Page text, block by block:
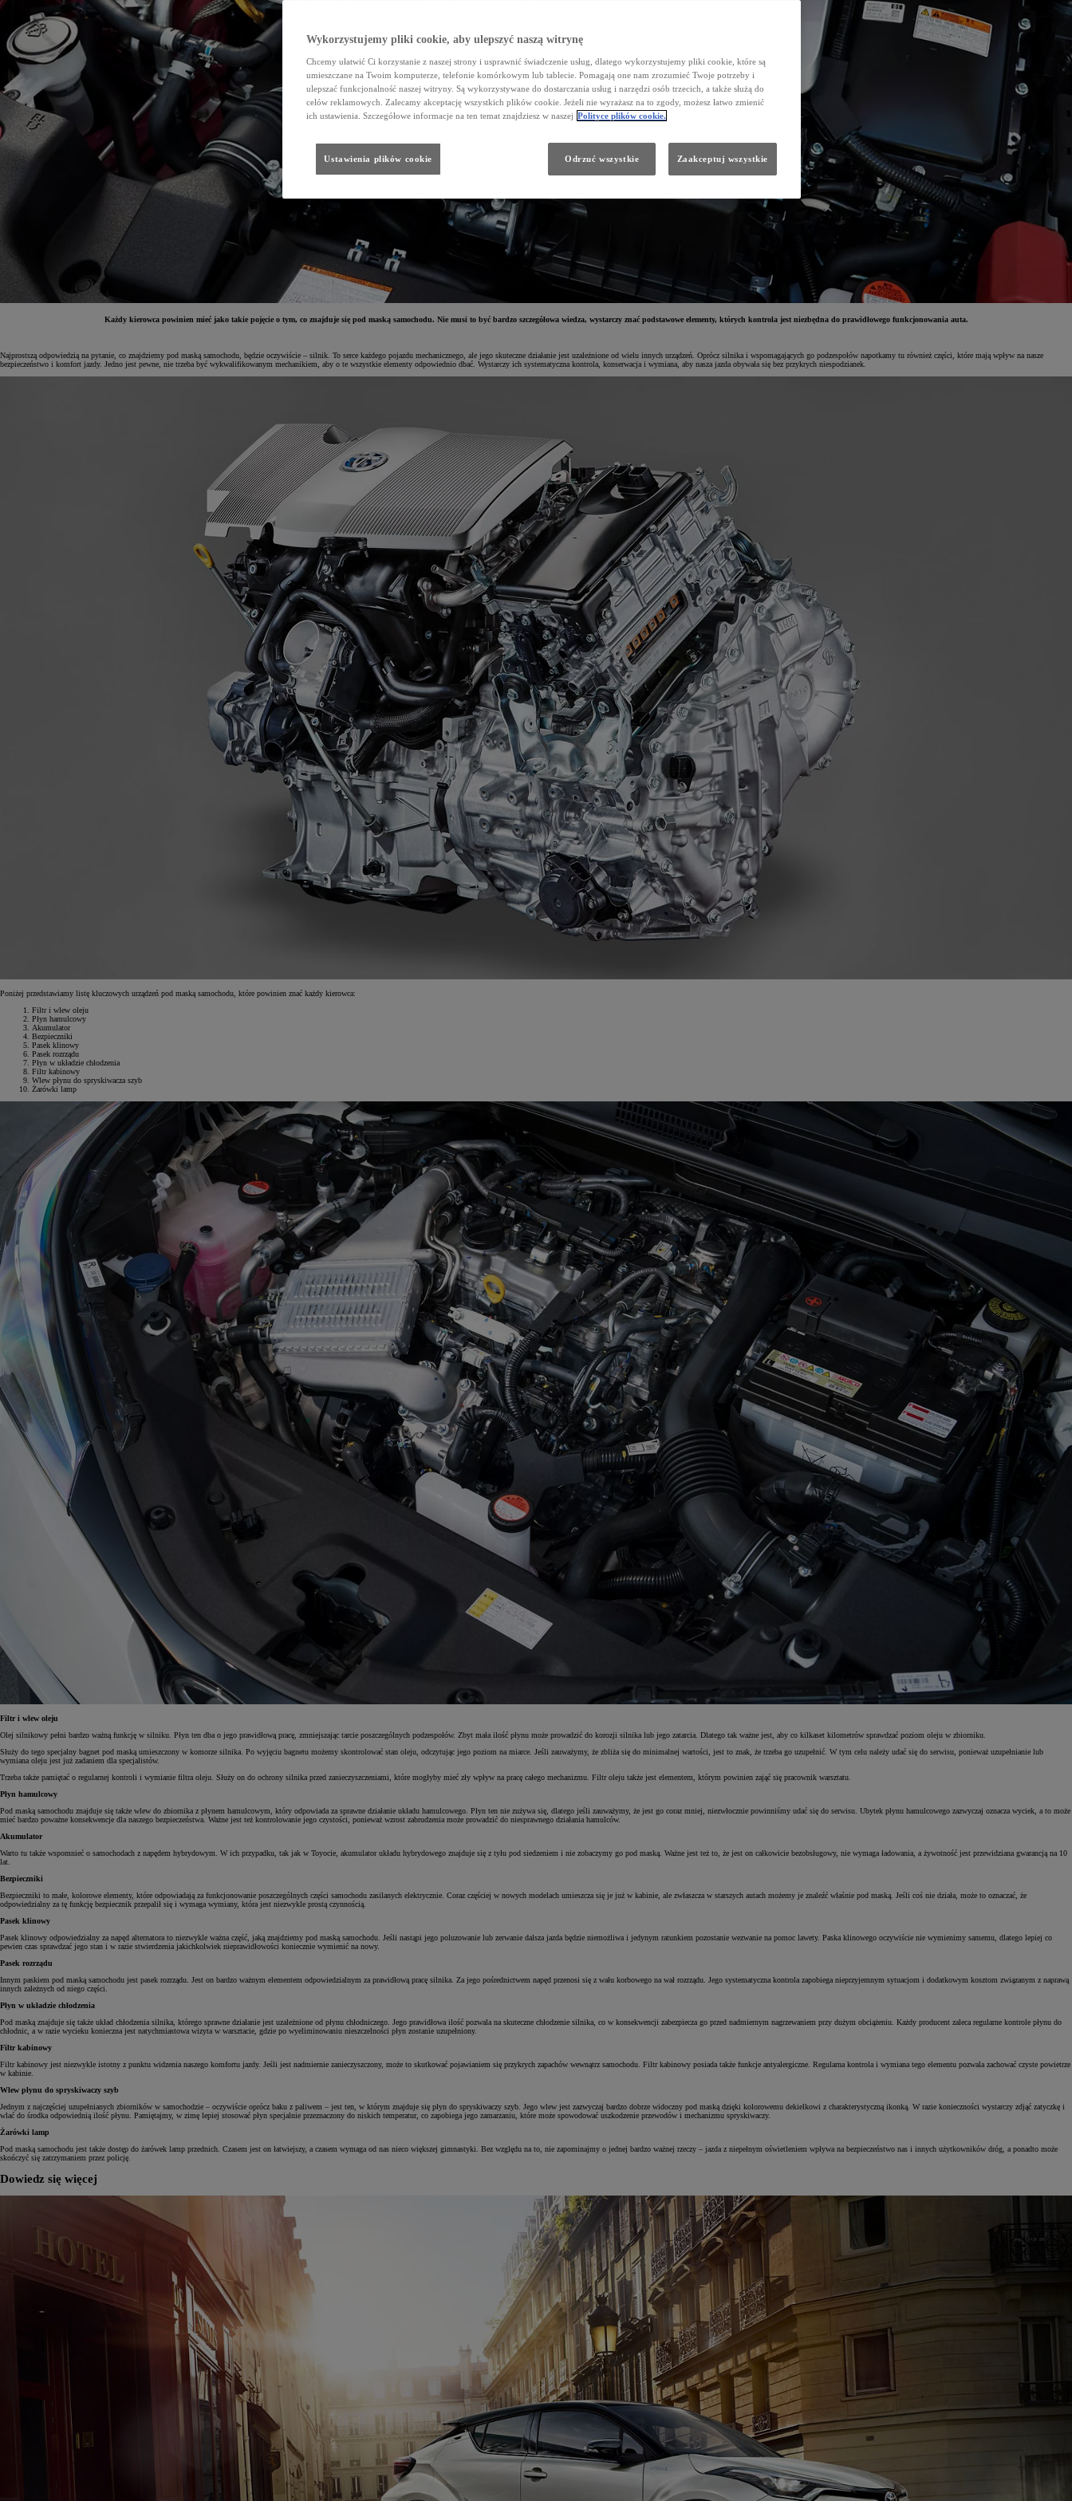
Każdy kierowca powinien mieć jako takie pojęcie o tym, co znajduje się pod maską samochodu. Nie musi to być bardzo szczegółowa wiedza, wystarczy znać podstawowe elementy, których kontrola jest niezbędna do prawidłowego funkcjonowania auta.
Najprostszą odpowiedzią na pytanie, co znajdziemy pod maską samochodu, będzie oczywiście – silnik. To serce każdego pojazdu mechanicznego, ale jego skuteczne działanie jest uzależnione od wielu innych urządzeń. Oprócz silnika i wspomagających go podzespołów napotkamy tu również części, które mają wpływ na nasze
bezpieczeństwo i komfort jazdy. Jedno jest pewne, nie trzeba być wykwalifikowanym mechanikiem, aby o te wszystkie elementy odpowiednio dbać. Wystarczy ich systematyczna kontrola, konserwacja i wymiana, aby nasza jazda obywała się bez przykrych niespodzianek.
Poniżej przedstawiamy listę kluczowych urządzeń pod maską samochodu, które powinien znać każdy kierowca:
Filtr i wlew oleju
Płyn hamulcowy
Akumulator
Bezpieczniki
Pasek klinowy
Pasek rozrządu
Płyn w układzie chłodzenia
Filtr kabinowy
Wlew płynu do spryskiwacza szyb
Żarówki lamp
Filtr i wlew oleju
Olej silnikowy pełni bardzo ważną funkcję w silniku. Płyn ten dba o jego prawidłową pracę, zmniejszając tarcie poszczególnych podzespołów. Zbyt mała ilość płynu może prowadzić do korozji silnika lub jego zatarcia. Dlatego tak ważne jest, aby co kilkaset kilometrów sprawdzać poziom oleju w zbiorniku.
Służy do tego specjalny bagnet pod maską umieszczony w komorze silnika. Po wyjęciu bagnetu możemy skontrolować stan oleju, odczytując jego poziom na miarce. Jeśli zauważymy, że zbliża się do minimalnej wartości, jest to znak, że trzeba go uzupełnić. W tym celu należy udać się do serwisu, ponieważ uzupełnianie lub
wymiana oleju jest już zadaniem dla specjalistów.
Trzeba także pamiętać o regularnej kontroli i wymianie filtra oleju. Służy on do ochrony silnika przed zanieczyszczeniami, które mogłyby mieć zły wpływ na pracę całego mechanizmu. Filtr oleju także jest elementem, którym powinien zająć się pracownik warsztatu.
Płyn hamulcowy
Pod maską samochodu znajduje się także wlew do zbiornika z płynem hamulcowym, który odpowiada za sprawne działanie układu hamulcowego. Płyn ten nie zużywa się, dlatego jeśli zauważymy, że jest go coraz mniej, niezwłocznie powinniśmy udać się do serwisu. Ubytek płynu hamulcowego zazwyczaj oznacza wyciek, a to może
mieć bardzo poważne konsekwencje dla naszego bezpieczeństwa. Ważne jest też kontrolowanie jego czystości, ponieważ wzrost zabrudzenia może prowadzić do niesprawnego działania hamulców.
Akumulator
Warto tu także wspomnieć o samochodach z napędem hybrydowym. W ich przypadku, tak jak w Toyocie, akumulator układu hybrydowego znajduje się z tyłu pod siedzeniem i nie zobaczymy go pod maską. Ważne jest też to, że jest on całkowicie bezobsługowy, nie wymaga ładowania, a żywotność jest przewidziana gwarancją na 10
lat.
Bezpieczniki
Bezpieczniki to małe, kolorowe elementy, które odpowiadają za funkcjonowanie poszczególnych części samochodu zasilanych elektrycznie. Coraz częściej w nowych modelach umieszcza się je już w kabinie, ale zwłaszcza w starszych autach możemy je znaleźć właśnie pod maską. Jeśli coś nie działa, może to oznaczać, że
odpowiedzialny za tę funkcję bezpiecznik przepalił się i wymaga wymiany, która jest niezwykle prostą czynnością.
Pasek klinowy
Pasek klinowy odpowiedzialny za napęd alternatora to niezwykle ważna część, jaką znajdziemy pod maską samochodu. Jeśli nastąpi jego poluzowanie lub zerwanie dalsza jazda będzie niemożliwa i jedynym ratunkiem pozostanie wezwanie na pomoc lawety. Paska klinowego oczywiście nie wymienimy samemu, dlatego lepiej co
pewien czas sprawdzać jego stan i w razie stwierdzenia jakichkolwiek nieprawidłowości koniecznie wymienić na nowy.
Pasek rozrządu
Innym paskiem pod maską samochodu jest pasek rozrządu. Jest on bardzo ważnym elementem odpowiedzialnym za prawidłową pracę silnika. Za jego pośrednictwem napęd przenosi się z wału korbowego na wał rozrządu. Jego systematyczna kontrola zapobiega nieprzyjemnym sytuacjom i dodatkowym kosztom związanym z naprawą
innych zależnych od niego części.
Płyn w układzie chłodzenia
Pod maską znajduje się także układ chłodzenia silnika, którego sprawne działanie jest uzależnione od płynu chłodniczego. Jego prawidłowa ilość pozwala na skuteczne chłodzenie silnika, co w konsekwencji zabezpiecza go przed nadmiernym nagrzewaniem przy dużym obciążeniu. Każdy producent zaleca regularne kontrole płynu do
chłodnic, a w razie wycieku konieczna jest natychmiastowa wizyta w warsztacie, gdzie po wyeliminowaniu nieszczelności płyn zostanie uzupełniony.
Filtr kabinowy
Filtr kabinowy jest niezwykle istotny z punktu widzenia naszego komfortu jazdy. Jeśli jest nadmiernie zanieczyszczony, może to skutkować pojawianiem się przykrych zapachów wewnątrz samochodu. Filtr kabinowy posiada także funkcje antyalergiczne. Regularna kontrola i wymiana tego elementu pozwala zachować czyste powietrze
w kabinie.
Wlew płynu do spryskiwaczy szyb
Jednym z najczęściej uzupełnianych zbiorników w samochodzie – oczywiście oprócz baku z paliwem – jest ten, w którym znajduje się płyn do spryskiwaczy szyb. Jego wlew jest zazwyczaj bardzo dobrze widoczny pod maską dzięki kolorowemu dekielkowi z charakterystyczną ikonką. W razie konieczności wystarczy zdjąć zatyczkę i
wlać do środka odpowiednią ilość płynu. Pamiętajmy, w zimę lepiej stosować płyn specjalnie przeznaczony do niskich temperatur, co zapobiega jego zamarzaniu, które może spowodować uszkodzenie przewodów i mechanizmu spryskiwaczy.
Żarówki lamp
Pod maską samochodu jest także dostęp do żarówek lamp przednich. Czasem jest on łatwiejszy, a czasem wymaga od nas nieco większej gimnastyki. Bez względu na to, nie zapominajmy o jednej bardzo ważnej rzeczy – jazda z niepełnym oświetleniem wpływa na bezpieczeństwo nas i innych użytkowników dróg, a ponadto może
skończyć się zatrzymaniem przez policję.
Dowiedz się więcej
Wykorzystujemy pliki cookie, aby ulepszyć naszą witrynę
Chcemy ułatwić Ci korzystanie z naszej strony i usprawnić świadczenie usług, dlatego wykorzystujemy pliki cookie, które są
umieszczane na Twoim komputerze, telefonie komórkowym lub tablecie. Pomagają one nam zrozumieć Twoje potrzeby i
ulepszać funkcjonalność naszej witryny. Są wykorzystywane do dostarczania usług i narzędzi osób trzecich, a także służą do
celów reklamowych. Zalecamy akceptację wszystkich plików cookie. Jeżeli nie wyrażasz na to zgody, możesz łatwo zmienić
ich ustawienia. Szczegółowe informacje na ten temat znajdziesz w naszej Polityce plików cookie.
Ustawienia plików cookie Odrzuć wszystkie Zaakceptuj wszystkie